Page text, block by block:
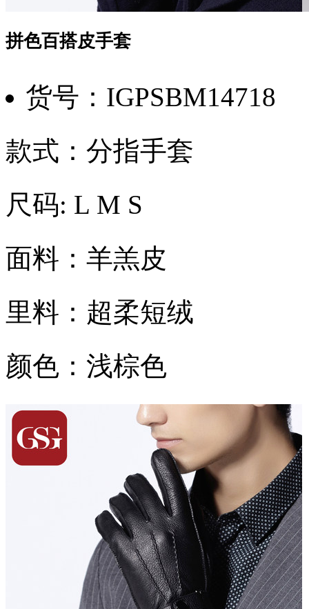
拼色百搭皮手套
货号：IGPSBM14718
款式：分指手套
尺码: L M S
面料：羊羔皮
里料：超柔短绒
颜色：浅棕色